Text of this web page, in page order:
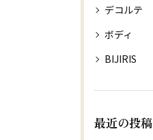
デコルテ
ボディ
BIJIRIS
最近の投稿